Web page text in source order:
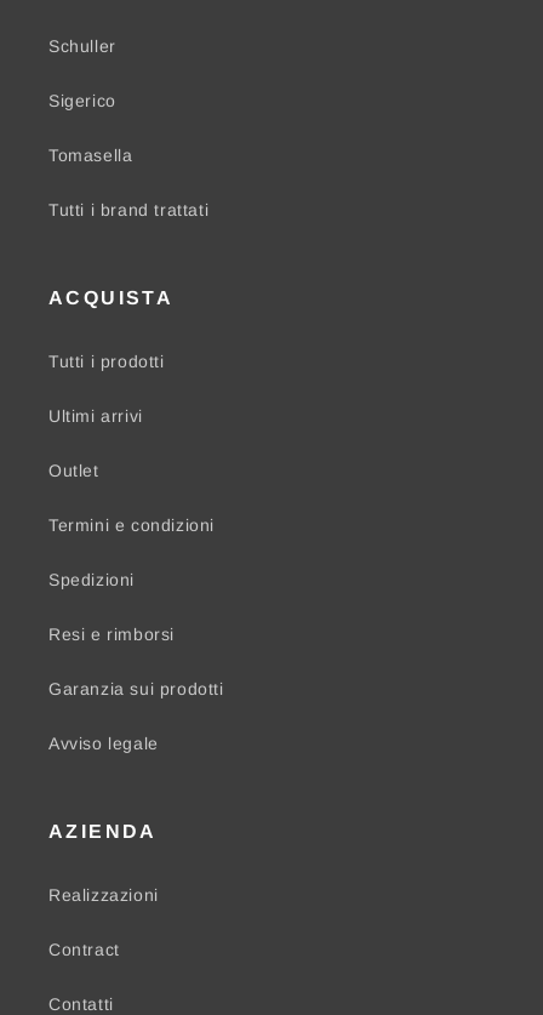
Schuller
Sigerico
Tomasella
Tutti i brand trattati
ACQUISTA
Tutti i prodotti
Ultimi arrivi
Outlet
Termini e condizioni
Spedizioni
Resi e rimborsi
Garanzia sui prodotti
Avviso legale
AZIENDA
Realizzazioni
Contract
Contatti